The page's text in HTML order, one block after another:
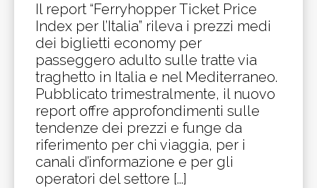
Il report “Ferryhopper Ticket Price
Index per l’Italia” rileva i prezzi medi
dei biglietti economy per
passeggero adulto sulle tratte via
traghetto in Italia e nel Mediterraneo.
Pubblicato trimestralmente, il nuovo
report offre approfondimenti sulle
tendenze dei prezzi e funge da
riferimento per chi viaggia, per i
canali d’informazione e per gli
operatori del settore [...]